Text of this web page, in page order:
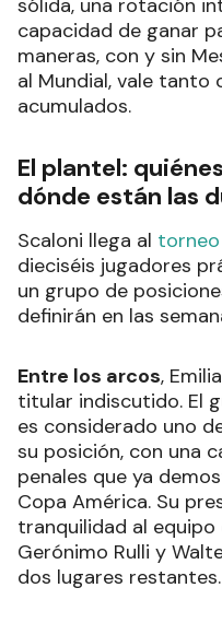
sólida, una rotación
capacidad de ganar
maneras, con y sin
al Mundial, vale tanto
acumulados.
El plantel:
dónde están las
Scaloni llega al torneo
dieciséis jugadores
un grupo de
definirán en las
Entre los arcos,
titular indiscutido. El
es considerado uno
su posición, con una
penales que ya
Copa América. Su
tranquilidad al
Gerónimo Rulli y
dos lugares restantes.